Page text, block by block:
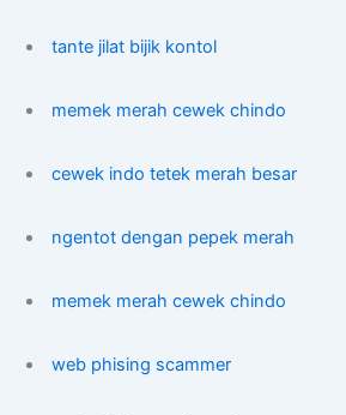
tante jilat bijik kontol
memek merah cewek chindo
cewek indo tetek merah besar
ngentot dengan pepek merah
memek merah cewek chindo
web phising scammer